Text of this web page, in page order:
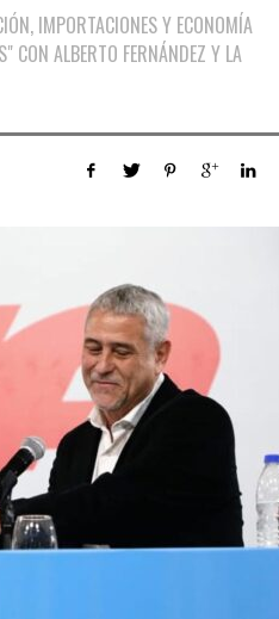
IMPORTACIONES Y ECONOMÍA
CON ALBERTO FERNÁNDEZ Y LA